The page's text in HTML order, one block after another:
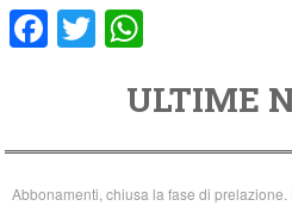
F
e
b
T
er
at
s
A
ULTIME
Abbonamenti, chiusa la fase di prelazione.